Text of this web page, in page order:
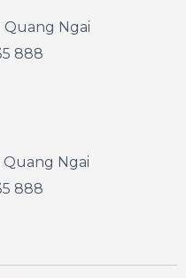
Quang Ngai
888
Quang Ngai
888